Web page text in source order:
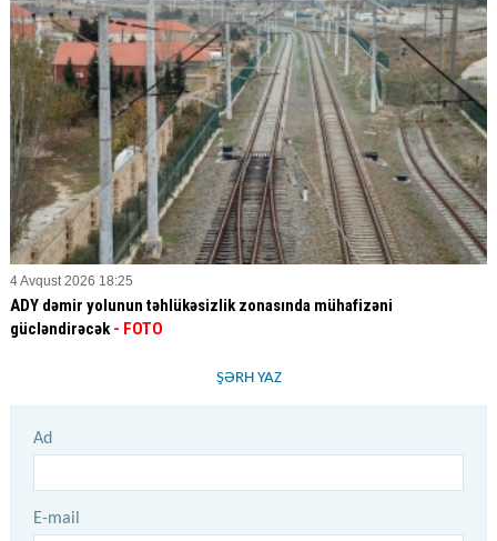
4 Avqust 2026 18:25
ADY dəmir yolunun təhlükəsizlik zonasında mühafizəni
gücləndirəcək- FOTO
ŞƏRH YAZ
Ad
E-mail